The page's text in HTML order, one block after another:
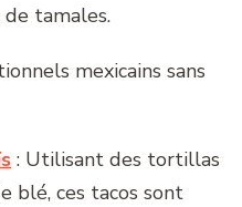
tamales.
mexicains sans
: Utilisant des tortillas
blé, ces tacos sont